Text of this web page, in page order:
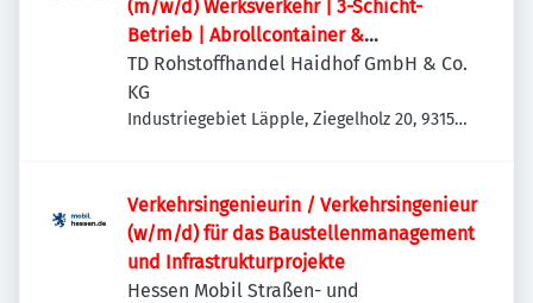
(m/w/d) Werksverkehr | 3-Schicht-
Betrieb | Abrollcontainer &
Absetzmulden
TD Rohstoffhandel Haidhof GmbH & Co.
KG
Industriegebiet Läpple, Ziegelholz 20, 93158
Verkehrsingenieurin / Verkehrsingenieur
(w/m/d) für das Baustellenmanagement
und Infrastrukturprojekte
Hessen Mobil Straßen- und